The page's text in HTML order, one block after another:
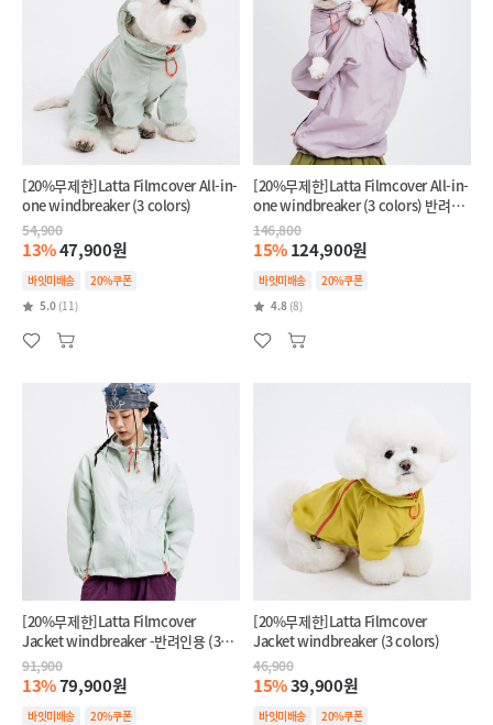
[20%무제한]Latta Filmcover All-in-
one windbreaker (3 colors)
54,900
13%47,900원
바잇미배송
20%쿠폰
5.0 (11)
[20%무제한]Latta Filmcover All-in-
one windbreaker (3 colors) 반려견
+반려인 SET
146,800
15%124,900원
바잇미배송
20%쿠폰
4.8 (8)
[20%무제한]Latta Filmcover
Jacket windbreaker -반려인용 (3
colors)
91,900
13%79,900원
바잇미배송
20%쿠폰
[20%무제한]Latta Filmcover
Jacket windbreaker (3 colors)
46,900
15%39,900원
바잇미배송
20%쿠폰